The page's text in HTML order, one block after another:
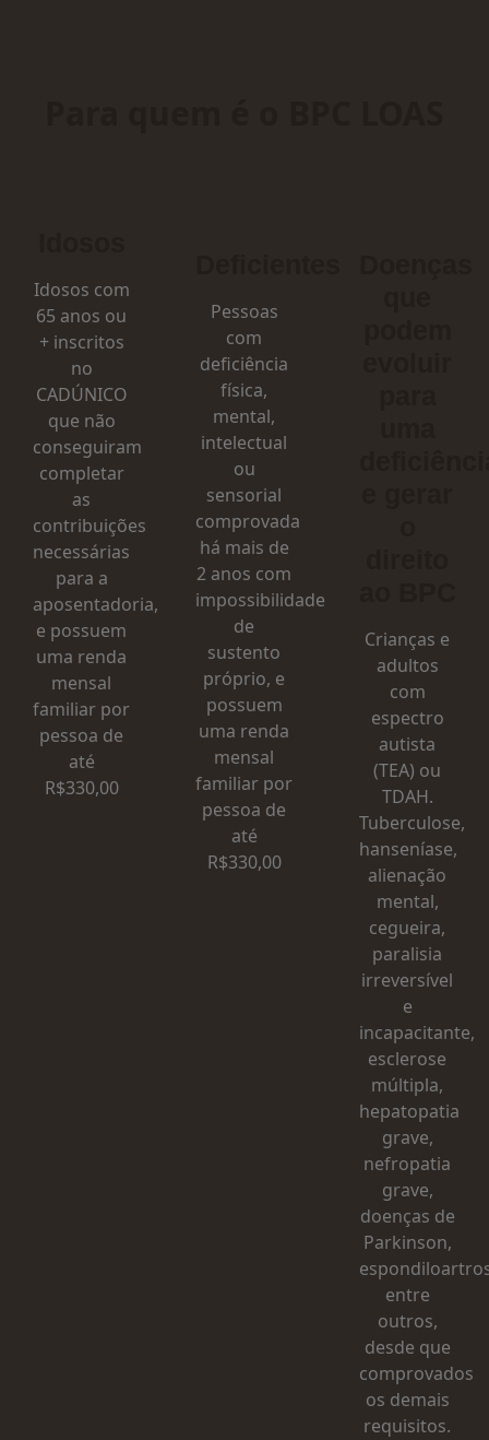
Idosos com
65 anos ou
+ inscritos
no
CADÚNICO
que não
conseguiram
completar
as
contribuições
necessárias
para a
aposentadoria,
e possuem
uma renda
mensal
familiar por
pessoa de
até
R$330,00
Pessoas
com
deficiência
física,
mental,
intelectual
ou
sensorial
comprovada
há mais de
2 anos com
impossibilidade
de
sustento
próprio, e
possuem
uma renda
mensal
familiar por
pessoa de
até
R$330,00
Crianças e
adultos
com
espectro
autista
(TEA) ou
TDAH.
Tuberculose,
hanseníase,
alienação
mental,
cegueira,
paralisia
irreversível
e
incapacitante,
esclerose
múltipla,
hepatopatia
grave,
nefropatia
grave,
doenças de
Parkinson,
entre
outros,
desde que
comprovados
os demais
requisitos.